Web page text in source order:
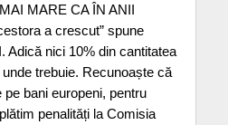
MARE CA ÎN ANII
a crescut” spune
Adică nici 10% din cantitatea
trebuie. Recunoaște că
bani europeni, pentru
penalități la Comisia